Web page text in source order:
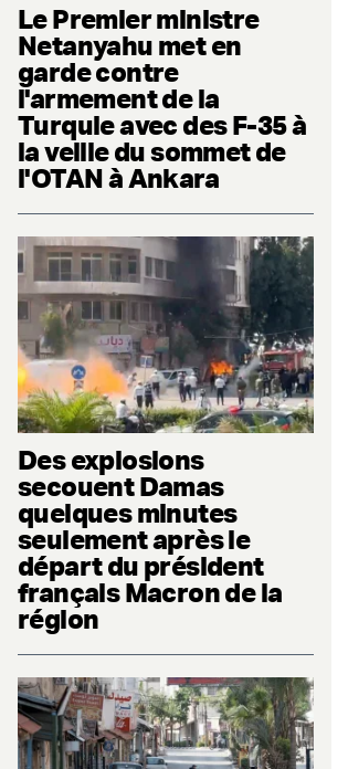
Le Premier ministre
Netanyahu met en
garde contre
l'armement de la
Turquie avec des F-35 à
la veille du sommet de
l'OTAN à Ankara
Des explosions
secouent Damas
quelques minutes
seulement après le
départ du président
français Macron de la
région